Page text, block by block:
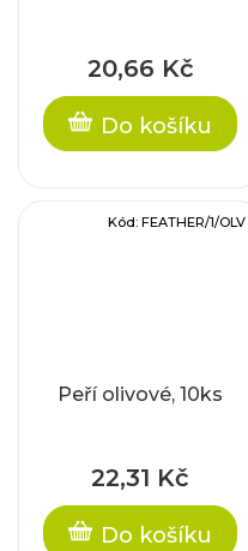
20,66 Kč
Do košíku
Peří olivové, 10ks
22,31 Kč
Do košíku
Kód: FEATHER/1/OLV